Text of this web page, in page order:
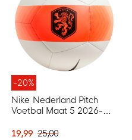
-20%
Nike Nederland Pitch
Voetbal Maat 5 2026-
19,99 25,00